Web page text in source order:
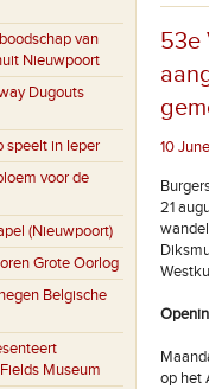
van
Nieuwpoort
Dugouts
speelt in Ieper
voor de
(Nieuwpoort)
Grote Oorlog
Belgische
Museum
53e
10
21
op het